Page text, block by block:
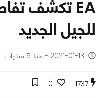
للجيل الجديد
2021-01-13 - منذ 5 سنوات
1737
0